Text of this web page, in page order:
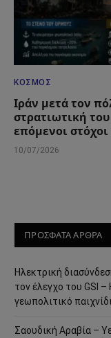
ΚΌΣΜΟΣ
Ιράν μετά τον
στρατιωτική του
επόμενοι
10/07/2026
ΠΡΟΣΦΑΤΑ ΑΡΘΡΑ
Ηλεκτρική
τον έλεγχο του GSI –
γεωπολιτικό παιχνίδι
Σαουδική Αραβία –